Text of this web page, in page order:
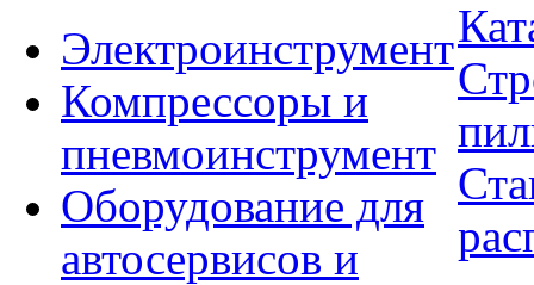
Электроинструмент
Компрессоры и
пневмоинструмент
Оборудование для
автосервисов и